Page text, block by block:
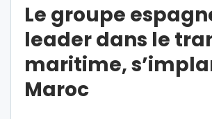
Le groupe
leader dans le
maritime,
Maroc